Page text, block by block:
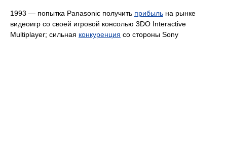
1993 — попытка Panasonic получить прибыль на рынке
видеоигр со своей игровой консолью 3DO Interactive
Multiplayer; сильная конкуренция со стороны Sony